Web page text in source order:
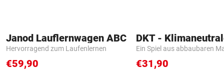
Janod Lauflernwagen ABC
Hervorragend zum Laufenlernen
€59,90
Ein Spiel aus abbaubaren
€31,90